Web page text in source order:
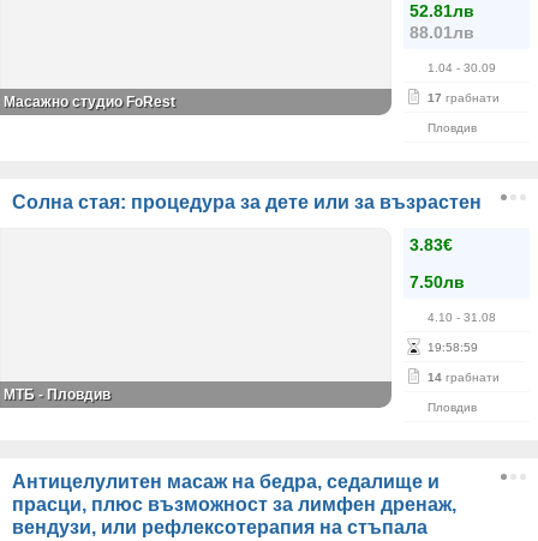
52.81лв
88.01лв
1.04 - 30.09
17 грабнати
Пловдив
Масажно студио FoRest
Солна стая: процедура за дете или за възрастен
3.83€
7.50лв
4.10 - 31.08
19:58:59
14 грабнати
Пловдив
МТБ - Пловдив
Антицелулитен масаж на бедра, седалище и
прасци, плюс възможност за лимфен дренаж,
вендузи, или рефлексотерапия на стъпала